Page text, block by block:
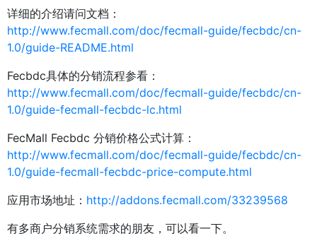
详细的介绍请问文档：
http://www.fecmall.com/doc/fecmall-guide/fecbdc/cn-
1.0/guide-README.html
Fecbdc具体的分销流程参看：
http://www.fecmall.com/doc/fecmall-guide/fecbdc/cn-
1.0/guide-fecmall-fecbdc-lc.html
FecMall Fecbdc 分销价格公式计算：
http://www.fecmall.com/doc/fecmall-guide/fecbdc/cn-
1.0/guide-fecmall-fecbdc-price-compute.html
应用市场地址： http://addons.fecmall.com/33239568
有多商户分销系统需求的朋友，可以看一下。